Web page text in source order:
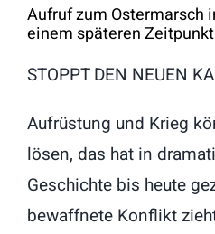
Aufruf zum Ostermarsch
einem späteren Zeitpunkt
STOPPT DEN NEUEN
Aufrüstung und Krieg
lösen, das hat in
Geschichte bis heute
bewaffnete Konflikt